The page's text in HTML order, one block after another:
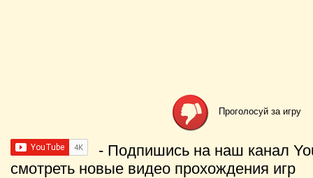
Проголосуй за игру
- Подпишись на наш канал
смотреть новые видео прохождения игр